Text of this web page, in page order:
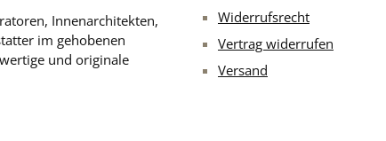
Innenarchitekten,
im gehobenen
und originale
Widerrufsrecht
Vertrag widerrufen
Versand